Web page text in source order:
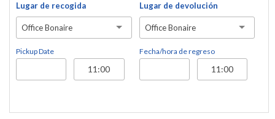
Lugar de recogida
Office Bonaire
Pickup Date
Lugar de devolución
Office Bonaire
Fecha/hora de regreso